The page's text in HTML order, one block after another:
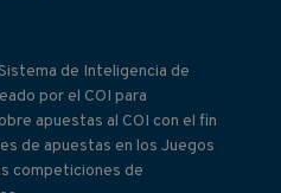
de Inteligencia de
por el COI para
apuestas al COI con el fin
de apuestas en los Juegos
competiciones de